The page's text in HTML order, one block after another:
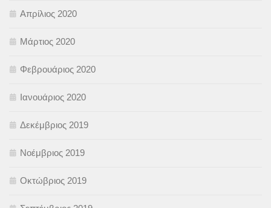
Απρίλιος 2020
Μάρτιος 2020
Φεβρουάριος 2020
Ιανουάριος 2020
Δεκέμβριος 2019
Νοέμβριος 2019
Οκτώβριος 2019